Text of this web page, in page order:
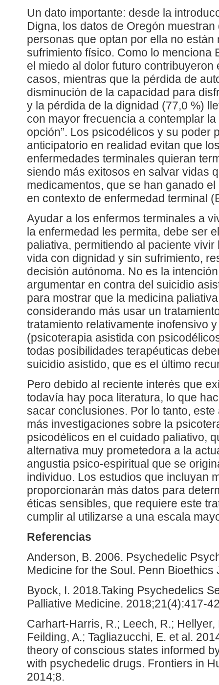
Un dato importante: desde la
Digna, los datos de Oregón
personas que optan por ella no están
sufrimiento físico. Como lo menciona
el miedo al dolor futuro contribuyeron
casos, mientras que la pérdida de
disminución de la capacidad para
y la pérdida de la dignidad (77,0 %)
con mayor frecuencia a contemplar
opción”. Los psicodélicos y su poder
anticipatorio en realidad evitan que
enfermedades terminales quieran
siendo más exitosos en salvar vidas
medicamentos, que se han ganado
en contexto de enfermedad terminal
Ayudar a los enfermos terminales a
la enfermedad les permita, debe ser
paliativa, permitiendo al paciente
vida con dignidad y sin sufrimiento,
decisión autónoma. No es la
argumentar en contra del suicidio
para mostrar que la medicina
considerando más usar un
tratamiento relativamente inofensivo
(psicoterapia asistida con
todas posibilidades terapéuticas
suicidio asistido, que es el último
Pero debido al reciente interés que
todavía hay poca literatura, lo que
sacar conclusiones. Por lo tanto,
más investigaciones sobre la
psicodélicos en el cuidado paliativo,
alternativa muy prometedora a la
angustia psico-espiritual que se
individuo. Los estudios que incluyan
proporcionarán más datos para
éticas sensibles, que requiere este
cumplir al utilizarse a una escala
Referencias
Anderson, B. 2006. Psychedelic
Medicine for the Soul. Penn Bioethics
Byock, I. 2018.Taking Psychedelics
Palliative Medicine. 2018;21(4):417-
Carhart-Harris, R.; Leech, R.; Hellyer,
Feilding, A.; Tagliazucchi, E. et al.
theory of conscious states informed
with psychedelic drugs. Frontiers in
2014;8.